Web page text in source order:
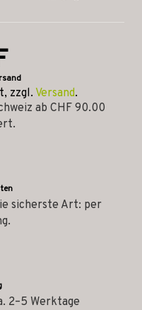
zzgl. Versand.
ab CHF 90.00
sicherste Art: per
2–5 Werktage